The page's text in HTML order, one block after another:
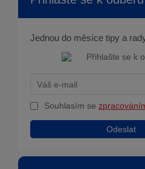
Jednou do měsíce tipy a
Souhlasím se
Odeslat